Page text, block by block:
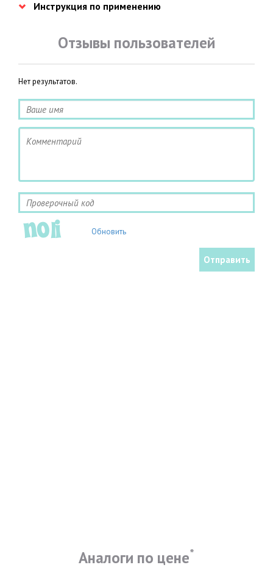
Инструкция по применению
Отзывы пользователей
Нет результатов.
Обновить
Аналоги по цене*